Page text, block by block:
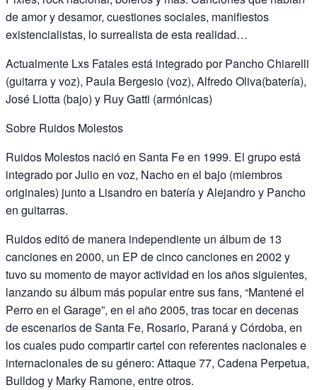
de amor y desamor, cuestiones sociales, manifiestos
existencialistas, lo surrealista de esta realidad…
Actualmente Lxs Fatales está integrado por Pancho Chiarelli
(guitarra y voz), Paula Bergesio (voz), Alfredo Oliva(batería),
José Liotta (bajo) y Ruy Gatti (armónicas)
Sobre Ruidos Molestos
Ruidos Molestos nació en Santa Fe en 1999. El grupo está
integrado por Julio en voz, Nacho en el bajo (miembros
originales) junto a Lisandro en batería y Alejandro y Pancho
en guitarras.
Ruidos editó de manera independiente un álbum de 13
canciones en 2000, un EP de cinco canciones en 2002 y
tuvo su momento de mayor actividad en los años siguientes,
lanzando su álbum más popular entre sus fans, “Mantené el
Perro en el Garage”, en el año 2005, tras tocar en decenas
de escenarios de Santa Fe, Rosario, Paraná y Córdoba, en
los cuales pudo compartir cartel con referentes nacionales e
internacionales de su género: Attaque 77, Cadena Perpetua,
Bulldog y Marky Ramone, entre otros.